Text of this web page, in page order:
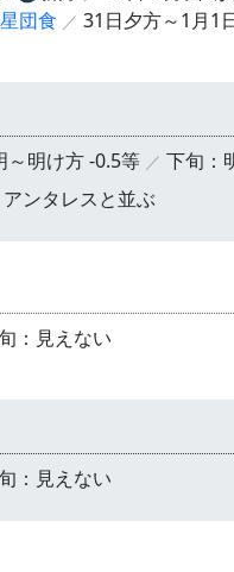
団食
31日夕方～1月1
～明け方 -0.5等
下旬：
ンタレスと並ぶ
：見えない
：見えない